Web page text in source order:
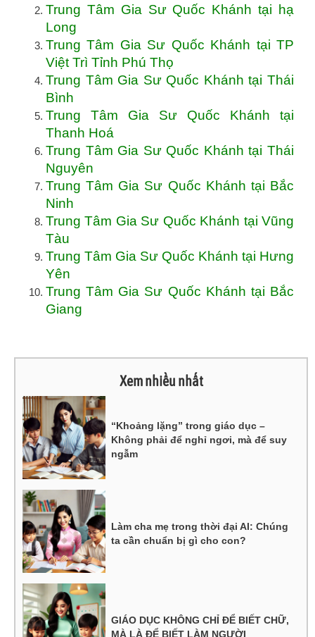
Trung Tâm Gia Sư Quốc Khánh tại hạ
Long
Trung Tâm Gia Sư Quốc Khánh tại TP
Việt Trì Tỉnh Phú Thọ
Trung Tâm Gia Sư Quốc Khánh tại Thái
Bình
Trung Tâm Gia Sư Quốc Khánh tại
Thanh Hoá
Trung Tâm Gia Sư Quốc Khánh tại Thái
Nguyên
Trung Tâm Gia Sư Quốc Khánh tại Bắc
Ninh
Trung Tâm Gia Sư Quốc Khánh tại Vũng
Tàu
Trung Tâm Gia Sư Quốc Khánh tại Hưng
Yên
Trung Tâm Gia Sư Quốc Khánh tại Bắc
Giang
Xem nhiều nhất
“Khoảng lặng” trong giáo dục –
Không phải để nghỉ ngơi, mà để suy
ngẫm
Làm cha mẹ trong thời đại AI: Chúng
ta cần chuẩn bị gì cho con?
GIÁO DỤC KHÔNG CHỈ ĐỂ BIẾT CHỮ,
MÀ LÀ ĐỂ BIẾT LÀM NGƯỜI